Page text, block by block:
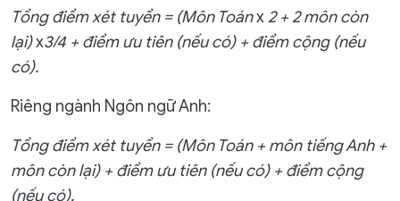
Tổng điểm xét tuyển = (Môn Toánx 2 + 2 môn còn
lại)x3/4 + điểm ưu tiên (nếu có)+ điểm cộng (nếu
có).
Riêng ngành Ngôn ngữ Anh:
Tổng điểm xét tuyển = (Môn Toán +môn tiếng Anh +
môncòn lại) + điểm ưu tiên (nếu có)+ điểm cộng
(nếu có).